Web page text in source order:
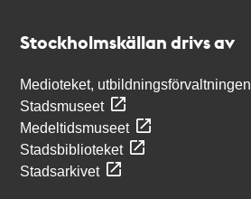
Stockholmskällan drivs av
Medioteket, utbildningsförvaltningen
Stadsmuseet
Medeltidsmuseet
Stadsbiblioteket
Stadsarkivet